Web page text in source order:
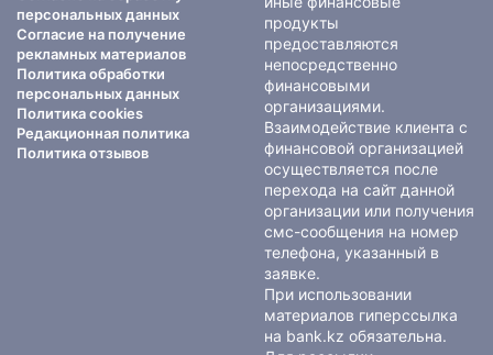
персональных данных
Согласие на получение
рекламных материалов
Политика обработки
персональных данных
Политика cookies
Редакционная политика
Политика отзывов
продукты
предоставляются
непосредственно
финансовыми
организациями.
Взаимодействие клиента с
финансовой организацией
осуществляется после
перехода на сайт данной
организации или получения
смс-сообщения на номер
телефона, указанный в
заявке.
При использовании
материалов гиперссылка
на bank.kz обязательна.